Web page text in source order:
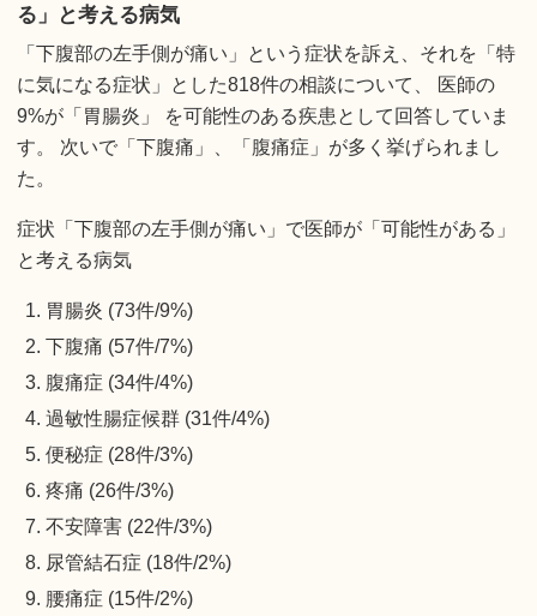
る」と考える病気
「下腹部の左手側が痛い」という症状を訴え、それを「特
に気になる症状」とした818件の相談について、 医師の
9%が「胃腸炎」 を可能性のある疾患として回答していま
す。 次いで「下腹痛」、「腹痛症」が多く挙げられまし
た。
症状「下腹部の左手側が痛い」で医師が「可能性がある」
と考える病気
胃腸炎 (73件/9%)
下腹痛 (57件/7%)
腹痛症 (34件/4%)
過敏性腸症候群 (31件/4%)
便秘症 (28件/3%)
疼痛 (26件/3%)
不安障害 (22件/3%)
尿管結石症 (18件/2%)
腰痛症 (15件/2%)